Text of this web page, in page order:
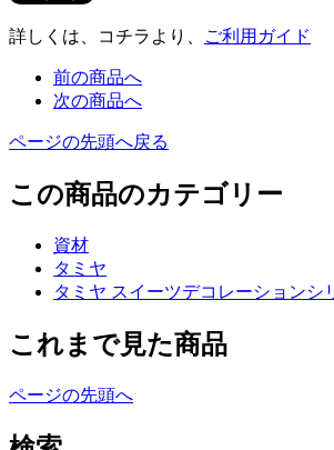
詳しくは、コチラより、 ご利用ガイド
前の商品へ
次の商品へ
ページの先頭へ戻る
この商品のカテゴリー
資材
タミヤ
タミヤ スイーツデコレーションシ
これまで見た商品
ページの先頭へ